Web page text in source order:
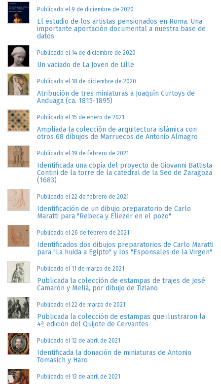
Publicado el 9 de diciembre de 2020
El estudio de los artistas pensionados en Roma. Una
importante aportación documental a nuestra base de
datos
Publicado el 14 de diciembre de 2020
Un vaciado de La Joven de Lille
Publicado el 18 de diciembre de 2020
Atribución de tres miniaturas a Joaquín Curtoys de
Anduaga (ca. 1815-1895)
Publicado el 15 de enero de 2021
Ampliada la colección de arquitectura islámica con
otros 68 dibujos de Marruecos de Antonio Almagro
Publicado el 19 de febrero de 2021
Identificada una copia del proyecto de Giovanni Battista
Contini de la torre de la catedral de la Seo de Zaragoza
(1683)
Publicado el 22 de febrero de 2021
Identificación de un dibujo preparatorio de Carlo
Maratti para "Rebeca y Eliezer en el pozo"
Publicado el 26 de febrero de 2021
Identificados dos dibujos preparatorios de Carlo Maratti
para "La huida a Egipto" y los "Esponsales de la Virgen"
Publicado el 11 de marzo de 2021
Publicada la colección de estampas de trajes de José
Camarón y Meliá, por dibujo de Tiziano
Publicado el 22 de marzo de 2021
Publicada la colección de estampas que ilustraron la
4ª edición del Quijote de Cervantes
Publicado el 12 de abril de 2021
Identificada la donación de miniaturas de Antonio
Tomasich y Haro
Publicado el 13 de abril de 2021